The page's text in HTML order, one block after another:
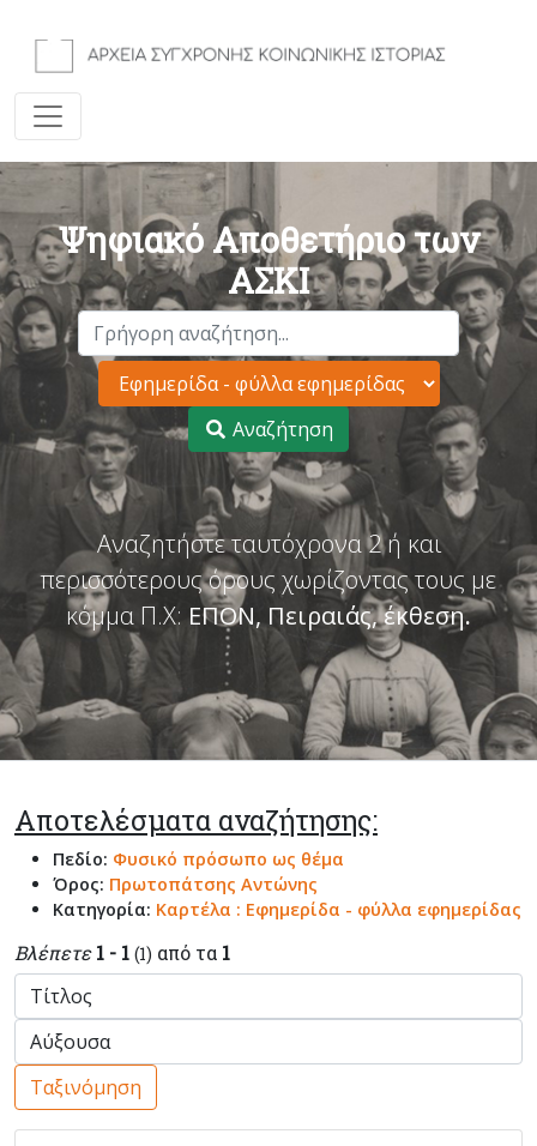
Ψηφιακό Αποθετήριο των
ΑΣΚΙ
Αναζήτηση
Αναζητήστε ταυτόχρονα 2 ή και
περισσότερους όρους χωρίζοντας τους με
κόμμα Π.Χ: ΕΠΟΝ, Πειραιάς, έκθεση.
Αποτελέσματα αναζήτησης:
Πεδίο: Φυσικό πρόσωπο ως θέμα
Όρος: Πρωτοπάτσης Αντώνης
Κατηγορία: Καρτέλα : Εφημερίδα - φύλλα εφημερίδας
Βλέπετε 1 - 1 (1) από τα 1
Ταξινόμηση